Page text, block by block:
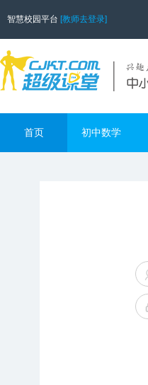
智慧校园平台 [教师去登录]
首页 初中数学